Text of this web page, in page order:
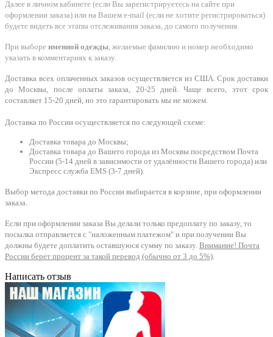
Далее в личном кабинете (если Вы зарегистрируетесь на сайте при
оформлении заказа) или на Вашем e-mail (если не хотите регистрироваться)
будете видеть все этапы отслеживания заказа, до самого получения.
При выборе именной одежды, желаемые фамилию и номер необходимо
указать в комментариях к заказу.
Доставка всех оплаченных заказов осуществляется из США. Срок доставки
до Москвы, после оплаты заказа, 20-25 дней. Чаще всего, этот срок
составляет 15-20 дней, но это гарантировать мы не можем.
Доставка по России осуществляется по следующей схеме:
Доставка товара до Москвы;
Доставка товара до Вашего города из Москвы посредством Почта
России (5-14 дней в зависимости от удалённости Вашего города) или
Экспресс служба EMS (3-7 дней).
Выбор метода доставки по России выбирается в корзине, при оформлении
заказа.
Если при оформлении заказа Вы делали только предоплату по заказу, то
посылка отправляется с "наложенным платежом" и при получении Вы
должны будете доплатить оставшуюся сумму по заказу. Внимание! Почта
России берет процент за такой перевод (обычно от 3 до 5%).
Написать отзыв